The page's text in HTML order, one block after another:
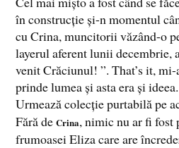
în construcție și-n momentul
cu Crina, muncitorii văzând-o
layerul aferent lunii decembrie,
venit Crăciunul! ”. That’s it,
prinde lumea și asta era și ideea.
Urmează colecție purtabilă pe
Fără deCrina, nimic nu ar fi
frumoasei Eliza care are